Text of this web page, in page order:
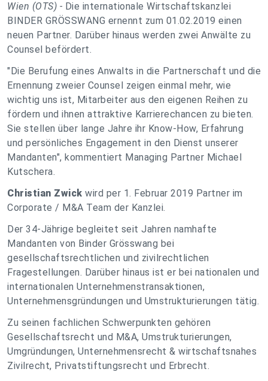
Wien (OTS) - Die internationale Wirtschaftskanzlei
BINDER GRÖSSWANG ernennt zum 01.02.2019 einen
neuen Partner. Darüber hinaus werden zwei Anwälte zu
Counsel befördert.
"Die Berufung eines Anwalts in die Partnerschaft und die
Ernennung zweier Counsel zeigen einmal mehr, wie
wichtig uns ist, Mitarbeiter aus den eigenen Reihen zu
fördern und ihnen attraktive Karrierechancen zu bieten.
Sie stellen über lange Jahre ihr Know-How, Erfahrung
und persönliches Engagement in den Dienst unserer
Mandanten", kommentiert Managing Partner Michael
Kutschera.
Christian Zwick wird per 1. Februar 2019 Partner im
Corporate / M&A Team der Kanzlei.
Der 34-Jährige begleitet seit Jahren namhafte
Mandanten von Binder Grösswang bei
gesellschaftsrechtlichen und zivilrechtlichen
Fragestellungen. Darüber hinaus ist er bei nationalen und
internationalen Unternehmenstransaktionen,
Unternehmensgründungen und Umstrukturierungen tätig.
Zu seinen fachlichen Schwerpunkten gehören
Gesellschaftsrecht und M&A, Umstrukturierungen,
Umgründungen, Unternehmensrecht & wirtschaftsnahes
Zivilrecht, Privatstiftungsrecht und Erbrecht.